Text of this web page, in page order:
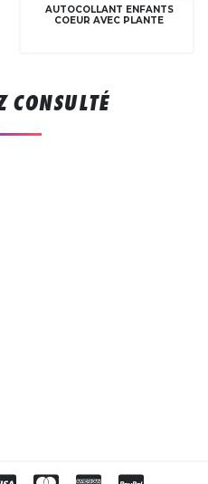
AUTOCOLLANT ENFANTS
COEUR AVEC PLANTE
CONSULTÉ